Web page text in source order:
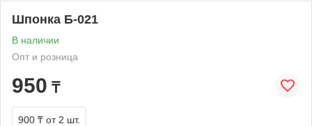
Шпонка Б-021
В наличии
Опт и розница
950 ₸
900 ₸ от 2 шт.